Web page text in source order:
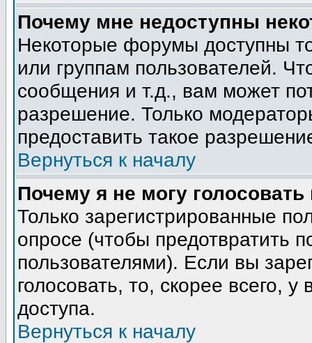
Почему мне недоступны
Некоторые форумы доступны
или группам пользователей.
сообщения и т.д., вам может
разрешение. Только
предоставить такое
Вернуться к началу
Почему я не могу голосовать
Только зарегистрированные
опросе (чтобы предотвратить
пользователями). Если вы
голосовать, то, скорее всего,
доступа.
Вернуться к началу